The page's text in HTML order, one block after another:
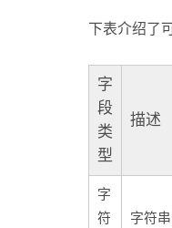
下表介绍了
字
段
类
型
描述
字
符
字符